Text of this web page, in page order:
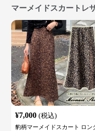
マーメイドスカートレ
¥7,000 (税込)
豹柄マーメイドスカート ロン